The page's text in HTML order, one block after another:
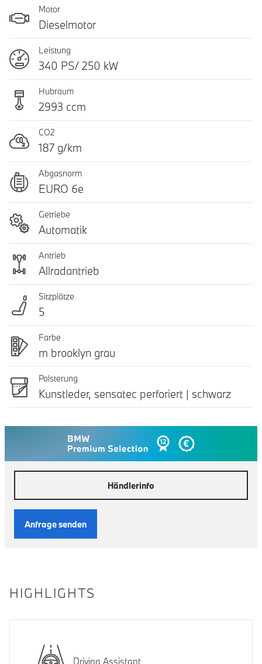
Motor
Dieselmotor
Leistung
340 PS/ 250 kW
Hubraum
2993 ccm
CO2
187 g/km
Abgasnorm
EURO 6e
Getriebe
Automatik
Antrieb
Allradantrieb
Sitzplätze
5
Farbe
m brooklyn grau
Polsterung
Kunstleder, sensatec perforiert | schwarz
Händlerinfo
Anfrage senden
HIGHLIGHTS
Driving Assistant